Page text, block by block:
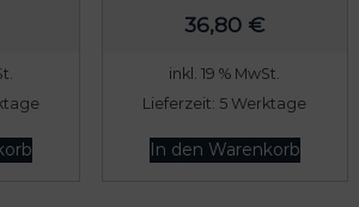
36,80 €
inkl. 19 % MwSt.
Lieferzeit: 5 Werktage
In den Warenkorb